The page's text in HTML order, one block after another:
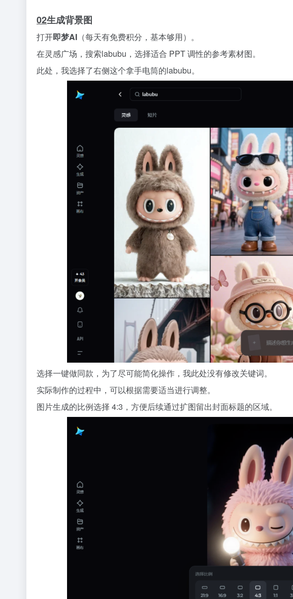
02生成背景图
打开即梦AI （每天有免费积分，基本够用）。
在灵感广场，搜索labubu，选择适合 PPT 调性的参考素材图。
此处，我选择了右侧这个拿手电筒的labubu。
选择一键做同款，为了尽可能简化操作，我此处没有修改关键词。
实际制作的过程中，可以根据需要适当进行调整。
图片生成的比例选择 4:3，方便后续通过扩图留出封面标题的区域。